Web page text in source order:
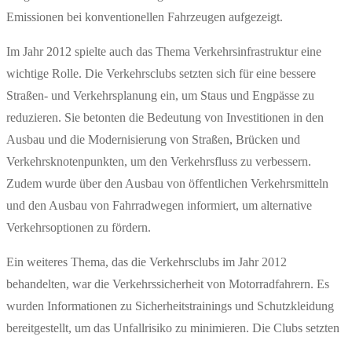
Emissionen bei konventionellen Fahrzeugen aufgezeigt.
Im Jahr 2012 spielte auch das Thema Verkehrsinfrastruktur eine
wichtige Rolle. Die Verkehrsclubs setzten sich für eine bessere
Straßen- und Verkehrsplanung ein, um Staus und Engpässe zu
reduzieren. Sie betonten die Bedeutung von Investitionen in den
Ausbau und die Modernisierung von Straßen, Brücken und
Verkehrsknotenpunkten, um den Verkehrsfluss zu verbessern.
Zudem wurde über den Ausbau von öffentlichen Verkehrsmitteln
und den Ausbau von Fahrradwegen informiert, um alternative
Verkehrsoptionen zu fördern.
Ein weiteres Thema, das die Verkehrsclubs im Jahr 2012
behandelten, war die Verkehrssicherheit von Motorradfahrern. Es
wurden Informationen zu Sicherheitstrainings und Schutzkleidung
bereitgestellt, um das Unfallrisiko zu minimieren. Die Clubs setzten